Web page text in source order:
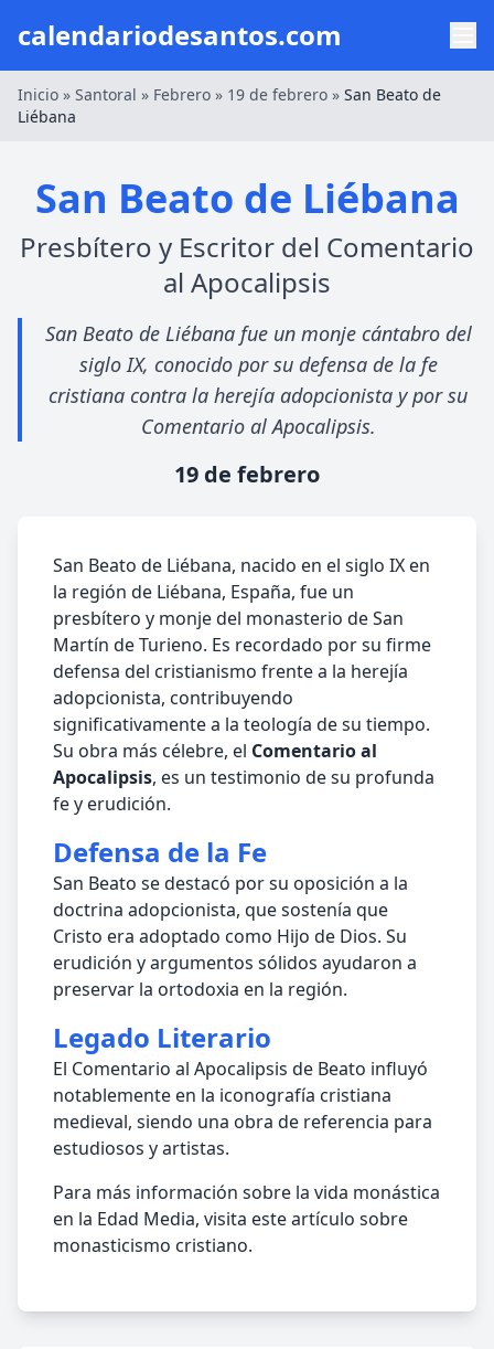
calendariodesantos.com
Inicio » Santoral » Febrero » 19 de febrero » San Beato de
Liébana
San Beato de Liébana
Presbítero y Escritor del Comentario
al Apocalipsis
San Beato de Liébana fue un monje cántabro del
siglo IX, conocido por su defensa de la fe
cristiana contra la herejía adopcionista y por su
Comentario al Apocalipsis.
19 de febrero
San Beato de Liébana, nacido en el siglo IX en
la región de Liébana, España, fue un
presbítero y monje del monasterio de San
Martín de Turieno. Es recordado por su firme
defensa del cristianismo frente a la herejía
adopcionista, contribuyendo
significativamente a la teología de su tiempo.
Su obra más célebre, el Comentario al
Apocalipsis, es un testimonio de su profunda
fe y erudición.
Defensa de la Fe
San Beato se destacó por su oposición a la
doctrina adopcionista, que sostenía que
Cristo era adoptado como Hijo de Dios. Su
erudición y argumentos sólidos ayudaron a
preservar la ortodoxia en la región.
Legado Literario
El Comentario al Apocalipsis de Beato influyó
notablemente en la iconografía cristiana
medieval, siendo una obra de referencia para
estudiosos y artistas.
Para más información sobre la vida monástica
en la Edad Media, visita este artículo sobre
monasticismo cristiano.